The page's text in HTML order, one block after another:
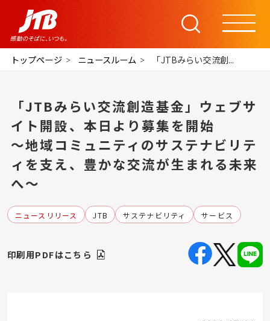
トップページ ニュースルーム 「JTBみらい交流創...
「JTBみらい交流創造基金」ウェブサ
イト開設、本日より募集を開始
～地域コミュニティのサステナビリテ
ィを支え、豊かな交流が生まれる未来
へ～
ニュースリリース JTB サステナビリティ サービス
印刷用PDFはこちら